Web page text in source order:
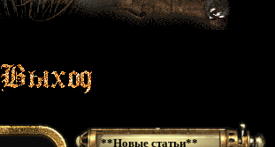
**Новые статьи**